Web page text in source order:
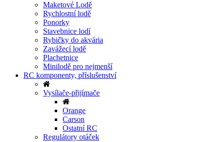
Maketové Lodě
Rychlostní lodě
Ponorky
Stavebnice lodí
Rybičky do akvária
Zavážecí lodě
Plachetnice
Minilodě pro nejmenší
RC komponenty, příslušenství
Vysílače-přijímače
Orange
Carson
Ostatní RC
Regulátory otáček